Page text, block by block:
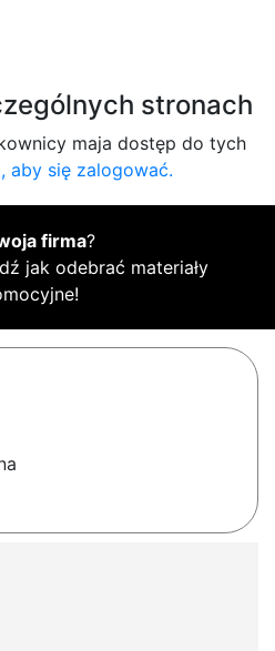
stronach
maja dostęp do tych
aby się zalogować.
firma?
jak odebrać materiały